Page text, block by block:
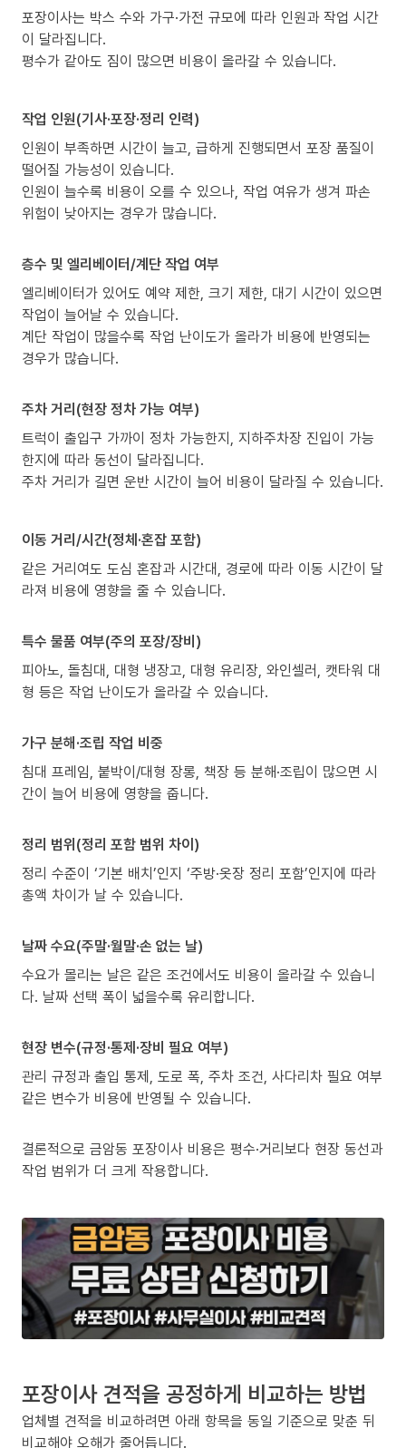
포장이사는 박스 수와 가구·가전 규모에 따라 인원과 작업 시간
이 달라집니다.
평수가 같아도 짐이 많으면 비용이 올라갈 수 있습니다.
작업 인원(기사·포장·정리 인력)
인원이 부족하면 시간이 늘고, 급하게 진행되면서 포장 품질이
떨어질 가능성이 있습니다.
인원이 늘수록 비용이 오를 수 있으나, 작업 여유가 생겨 파손
위험이 낮아지는 경우가 많습니다.
층수 및 엘리베이터/계단 작업 여부
엘리베이터가 있어도 예약 제한, 크기 제한, 대기 시간이 있으면
작업이 늘어날 수 있습니다.
계단 작업이 많을수록 작업 난이도가 올라가 비용에 반영되는
경우가 많습니다.
주차 거리(현장 정차 가능 여부)
트럭이 출입구 가까이 정차 가능한지, 지하주차장 진입이 가능
한지에 따라 동선이 달라집니다.
주차 거리가 길면 운반 시간이 늘어 비용이 달라질 수 있습니다.
이동 거리/시간(정체·혼잡 포함)
같은 거리여도 도심 혼잡과 시간대, 경로에 따라 이동 시간이 달
라져 비용에 영향을 줄 수 있습니다.
특수 물품 여부(주의 포장/장비)
피아노, 돌침대, 대형 냉장고, 대형 유리장, 와인셀러, 캣타워 대
형 등은 작업 난이도가 올라갈 수 있습니다.
가구 분해·조립 작업 비중
침대 프레임, 붙박이/대형 장롱, 책장 등 분해·조립이 많으면 시
간이 늘어 비용에 영향을 줍니다.
정리 범위(정리 포함 범위 차이)
정리 수준이 ‘기본 배치’인지 ‘주방·옷장 정리 포함’인지에 따라
총액 차이가 날 수 있습니다.
날짜 수요(주말·월말·손 없는 날)
수요가 몰리는 날은 같은 조건에서도 비용이 올라갈 수 있습니
다. 날짜 선택 폭이 넓을수록 유리합니다.
현장 변수(규정·통제·장비 필요 여부)
관리 규정과 출입 통제, 도로 폭, 주차 조건, 사다리차 필요 여부
같은 변수가 비용에 반영될 수 있습니다.
결론적으로 금암동 포장이사 비용은 평수·거리보다 현장 동선과
작업 범위가 더 크게 작용합니다.
포장이사 견적을 공정하게 비교하는 방법
업체별 견적을 비교하려면 아래 항목을 동일 기준으로 맞춘 뒤
비교해야 오해가 줄어듭니다.